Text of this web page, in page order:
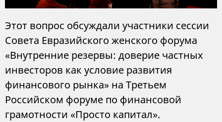
Этот вопрос обсуждали участники сессии
Совета Евразийского женского форума
«Внутренние резервы: доверие частных
инвесторов как условие развития
финансового рынка» на Третьем
Российском форуме по финансовой
грамотности «Просто капитал».